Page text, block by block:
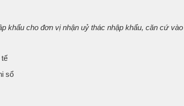
khẩu cho đơn vị nhận uỷ thác nhập khẩu, căn cứ vào
sổ